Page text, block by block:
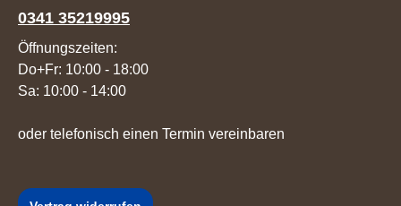
0341 35219995
Öffnungszeiten:
Do+Fr: 10:00 - 18:00
Sa: 10:00 - 14:00
oder telefonisch einen Termin vereinbaren